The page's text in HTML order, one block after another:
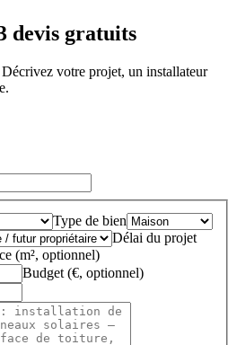
devis gratuits
votre projet, un installateur
Type de bien
Délai du projet
(m², optionnel)
Budget (€, optionnel)